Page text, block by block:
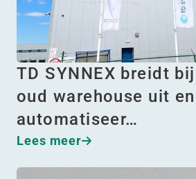
TD SYNNEX breidt
oud warehouse uit en
automatiseer…
Lees meer